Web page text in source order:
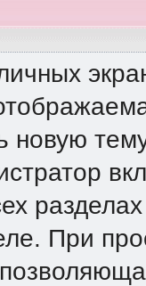
новую
При